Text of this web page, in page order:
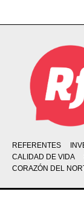
REFERENTES
CALIDAD DE VIDA
CORAZÓN DEL